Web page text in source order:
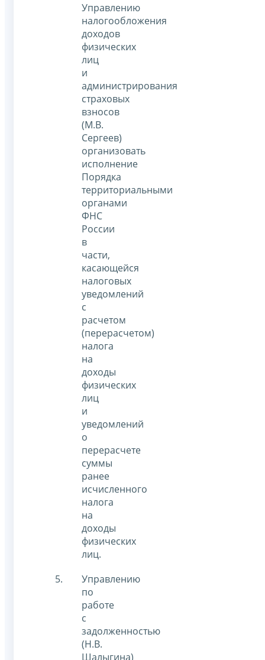
Управлению
налогообложения
доходов
физических
лиц
и
администрирования
страховых
взносов
(М.В.
Сергеев)
организовать
исполнение
Порядка
территориальными
органами
ФНС
России
в
части,
касающейся
налоговых
уведомлений
с
расчетом
(перерасчетом)
налога
на
доходы
физических
лиц
и
уведомлений
о
перерасчете
суммы
ранее
исчисленного
налога
на
доходы
физических
лиц.
Управлению
по
работе
с
задолженностью
(Н.В.
Шалыгина)